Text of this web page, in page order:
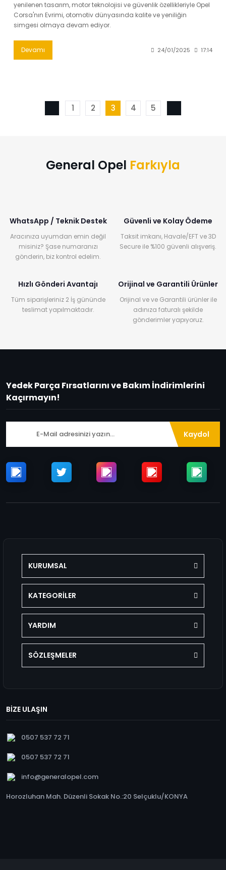
yenilenen tasarım, motor teknolojisi ve güvenlik özellikleriyle Opel
Corsa'nın Evrimi, otomotiv dünyasında kalite ve yeniliğin
simgesi olmaya devam ediyor.
Devamı 24/01/2025 17:14
1 2 3 4 5
General Opel Farkıyla
WhatsApp / Teknik Destek
Aracınıza uyumdan emin değil
misiniz? Şase numaranızı
gönderin, biz kontrol edelim.
Güvenli ve Kolay Ödeme
Taksit imkanı, Havale/EFT ve 3D
Secure ile %100 güvenli alışveriş.
Hızlı Gönderi Avantajı
Tüm siparişleriniz 2 İş gününde
teslimat yapılmaktadır.
Orijinal ve Garantili Ürünler
Orijinal ve ve Garantili ürünler ile
adınıza faturalı şekilde
gönderimler yapıyoruz.
Yedek Parça Fırsatlarını ve Bakım İndirimlerini
Kaçırmayın!
Kaydol
KURUMSAL
KATEGORİLER
YARDIM
SÖZLEŞMELER
BİZE ULAŞIN
0507 537 72 71
0507 537 72 71
info@generalopel.com
Horozluhan Mah. Düzenli Sokak No.:20 Selçuklu/KONYA